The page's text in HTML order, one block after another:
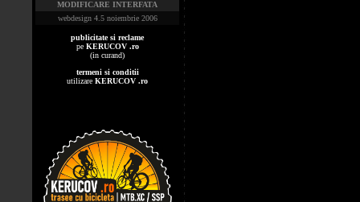
MODIFICARE INTERFATA
webdesign 4.5 noiembrie 2006
publicitate si reclame
pe KERUCOV .ro
(in curand)
termeni si conditii
utilizare KERUCOV .ro